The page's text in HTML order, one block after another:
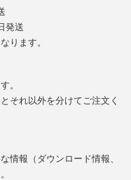
発送
ります。
。
それ以外を分けてご注文く
情報（ダウンロード情報、